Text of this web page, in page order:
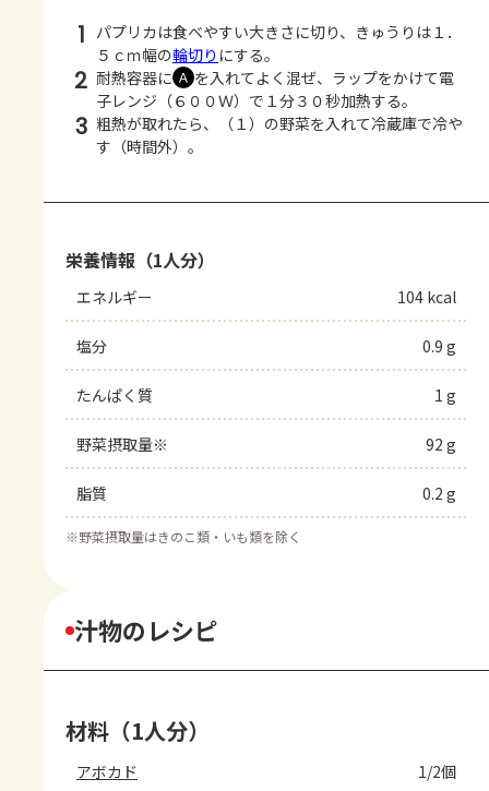
1 パプリカは食べやすい大きさに切り、きゅうりは１．
５ｃｍ幅の輪切り にする。
2 耐熱容器に Ａ を入れてよく混ぜ、ラップをかけて電
子レンジ（６００Ｗ）で１分３０秒加熱する。
3 粗熱が取れたら、（１）の野菜を入れて冷蔵庫で冷や
す（時間外）。
栄養情報（1人分）
エネルギー 104 kcal
塩分 0.9 g
たんぱく質 1 g
野菜摂取量※ 92 g
脂質 0.2 g
※野菜摂取量はきのこ類・いも類を除く
汁物のレシピ
材料（1人分）
アボカド 1/2個